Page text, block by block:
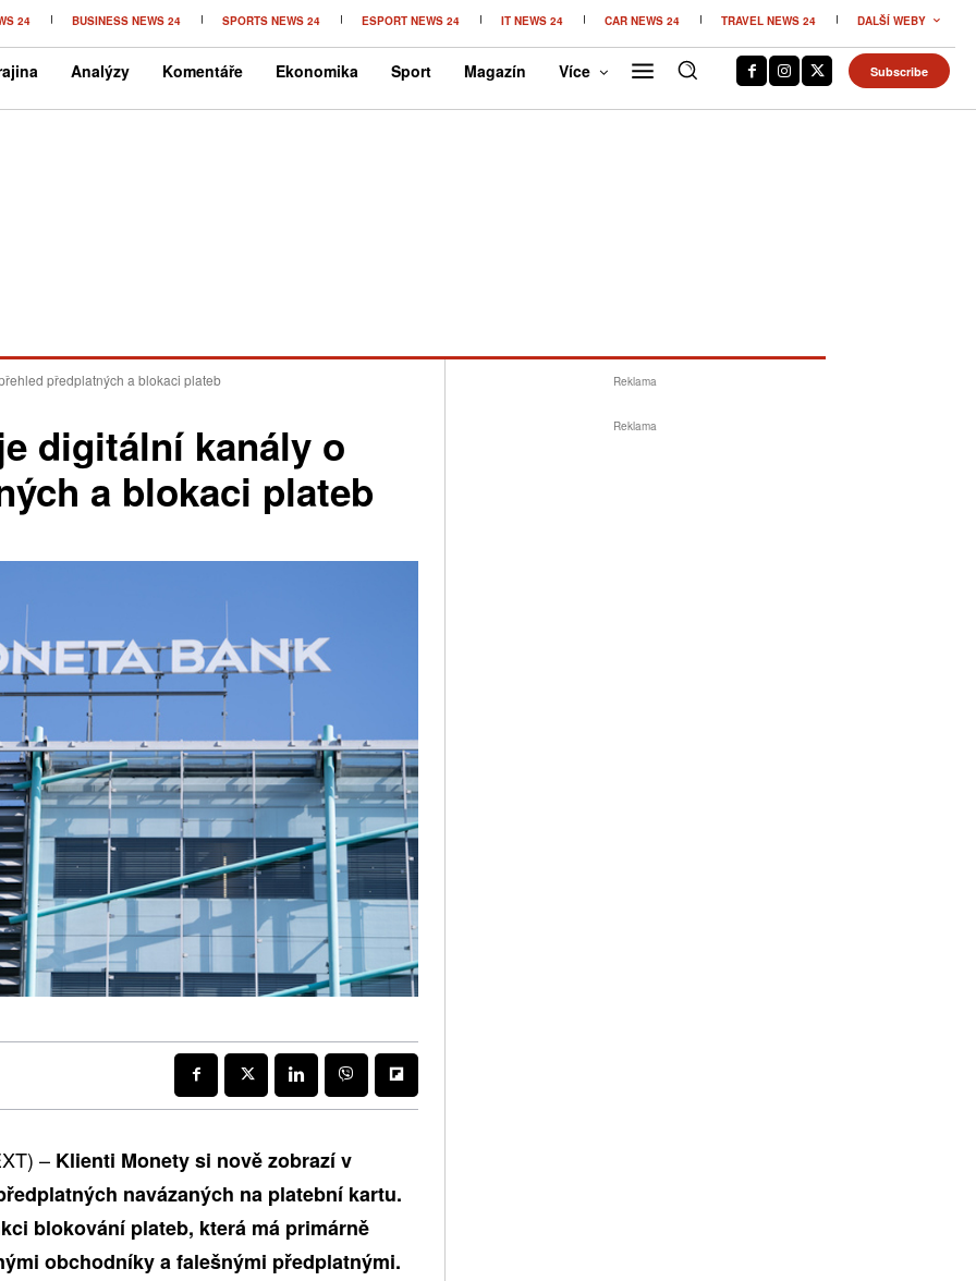
24 BUSINESS NEWS 24 SPORTS NEWS 24 ESPORT NEWS 24 IT NEWS 24 CAR NEWS 24 TRAVEL NEWS 24 DALŠÍ WEBY
Analýzy Komentáře Ekonomika Sport Magazín Více Subscribe
předplatných a blokaci plateb
digitální kanály o
a blokaci plateb
– Klienti Monety si nově zobrazí v
navázaných na platební kartu.
blokování plateb, která má primárně
obchodníky a falešnými předplatnými.
Reklama
Reklama